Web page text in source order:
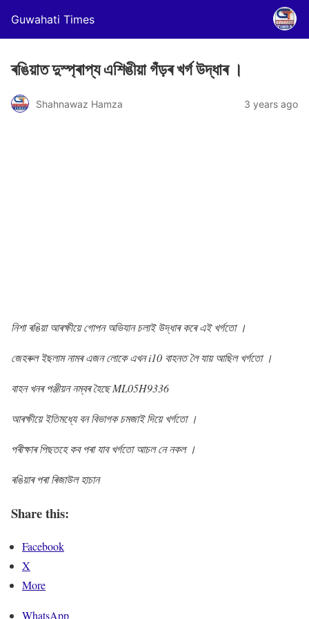
Guwahati Times
ৰঙিয়াত দুস্প্ৰাপ্য এশিঙীয়া গঁড়ৰ খৰ্গ উদ্ধাৰ ।
Shahnawaz Hamza 3 years ago
নিশা ৰঙিয়া আৰক্ষীয়ে গোপন অভিযান চলাই উদ্ধাৰ কৰে এই খৰ্গতো ।
জেহৰুল ইছলাম নামৰ এজন লোকে এখন i10 বাহনত লৈ যায় আছিল খৰ্গতো ।
বাহন খনৰ পঞ্জীয়ন নম্বৰ হৈছে ML05H9336
আৰক্ষীয়ে ইতিমধ্যে বন বিভাগক চমজাই দিয়ে খৰ্গতো ।
পৰীক্ষাৰ পিছতহে কব পৰা যাব খৰ্গতো আচল নে নকল ।
ৰঙিয়াৰ পৰা ৰিজাউল হাচান
Share this:
Facebook
X
More
WhatsApp